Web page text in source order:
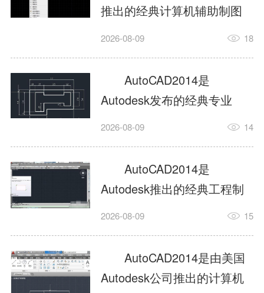
推出的经典计算机辅助制图
工具，主打稳定2D施工图绘
行业工程设计。版本新增图
纸标签页、实景地理地图、
协同设计交流模块，优化命
令行智能纠错与图层批量管
理，支持Win8触屏操作、点
云扫描数据导入，兼容各类
DWG图纸格式，文件互通...
2026-08-09 18
AutoCAD2014是
Autodesk发布的经典专业
CAD制图设计软件，是工程
绘图工具。软件专注精准二
维绘图、图纸编辑、参数化
设计及基础三维建模，广泛
应用于建筑设计、机械制
造、土木工程、室内设计等
多个行业。软件优化绘图流
畅度与文件兼容性，支持参
2026-08-09 14
AutoCAD2014是
Autodesk推出的经典工程制
图设计软件，主打高效精准
建模作业，适配建筑、机
械、市政、室内设计等多行
业场景。软件优化运行机制
2026-08-09 15
AutoCAD2014是由美国
Autodesk公司推出的计算机